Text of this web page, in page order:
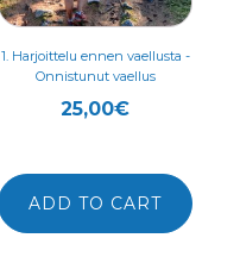
1. Harjoittelu ennen vaellusta -
Onnistunut vaellus
25,00€
ADD TO CART